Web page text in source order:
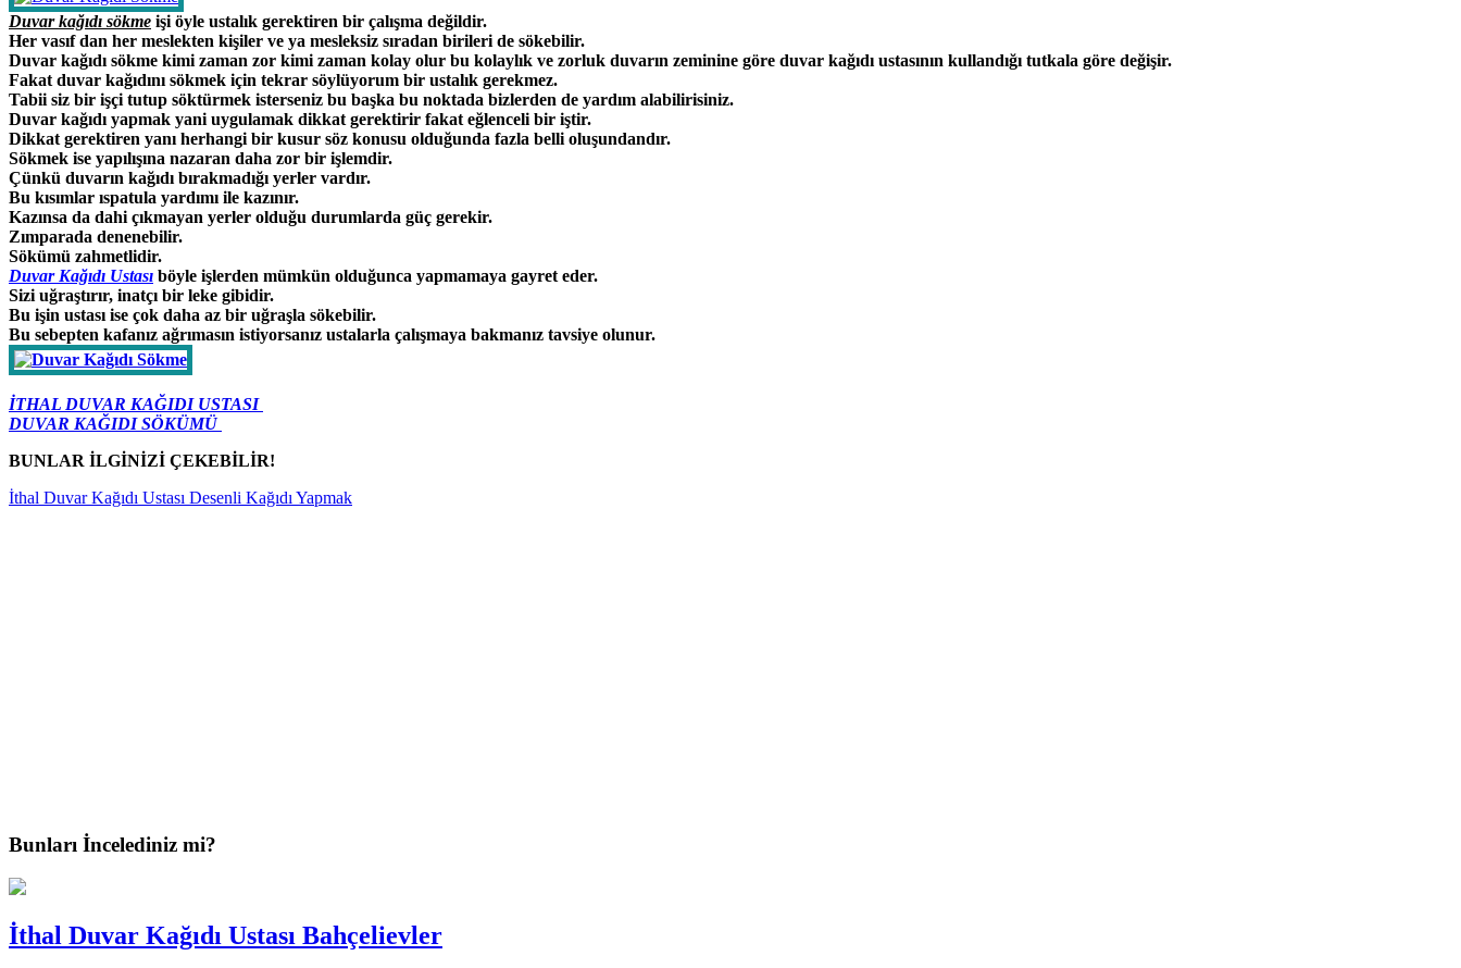
Duvar kağıdı sökme işi öyle ustalık gerektiren bir çalışma değildir.
Her vasıf dan her meslekten kişiler ve ya mesleksiz sıradan birileri de sökebilir.
Duvar kağıdı sökme kimi zaman zor kimi zaman kolay olur bu kolaylık ve zorluk duvarın zeminine göre duvar kağıdı ustasının kullandığı tutkala göre değişir.
Fakat duvar kağıdını sökmek için tekrar söylüyorum bir ustalık gerekmez.
Tabii siz bir işçi tutup söktürmek isterseniz bu başka bu noktada bizlerden de yardım alabilirisiniz.
Duvar kağıdı yapmak yani uygulamak dikkat gerektirir fakat eğlenceli bir iştir.
Dikkat gerektiren yanı herhangi bir kusur söz konusu olduğunda fazla belli oluşundandır.
Sökmek ise yapılışına nazaran daha zor bir işlemdir.
Çünkü duvarın kağıdı bırakmadığı yerler vardır.
Bu kısımlar ıspatula yardımı ile kazınır.
Kazınsa da dahi çıkmayan yerler olduğu durumlarda güç gerekir.
Zımparada denenebilir.
Sökümü zahmetlidir.
Duvar Kağıdı Ustası böyle işlerden mümkün olduğunca yapmamaya gayret eder.
Sizi uğraştırır, inatçı bir leke gibidir.
Bu işin ustası ise çok daha az bir uğraşla sökebilir.
Bu sebepten kafanız ağrımasın istiyorsanız ustalarla çalışmaya bakmanız tavsiye olunur.
İTHAL DUVAR KAĞIDI USTASI
DUVAR KAĞIDI SÖKÜMÜ
BUNLAR İLGİNİZİ ÇEKEBİLİR!
İthal Duvar Kağıdı Ustası Desenli Kağıdı Yapmak
Bunları İncelediniz mi?
İthal Duvar Kağıdı Ustası Bahçelievler